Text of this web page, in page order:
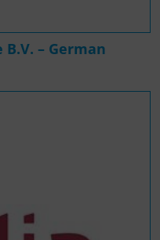
– German